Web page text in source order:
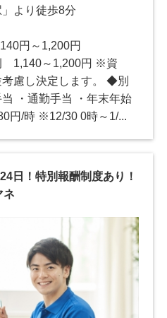
より徒歩8分
円～1,200円
1,140～1,200円 ※資
慮し決定します。 ◆別
・通勤手当 ・年末年始
円/時 ※12/30 0時～1/...
日！特別報酬制度あり！
ネ